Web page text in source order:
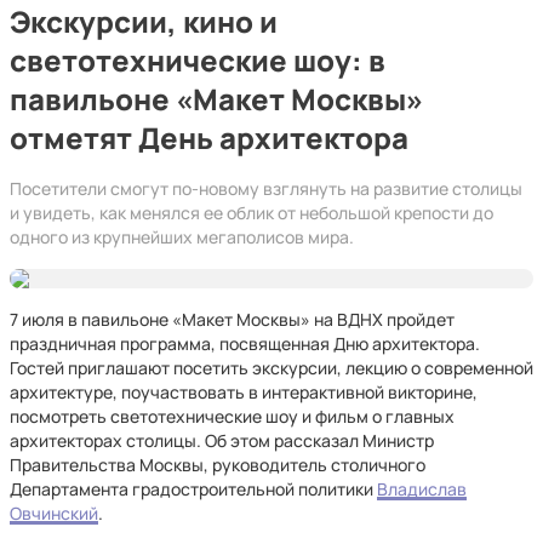
Экскурсии, кино и
светотехнические шоу: в
павильоне «Макет Москвы»
отметят День архитектора
Посетители смогут по-новому взглянуть на развитие столицы
и увидеть, как менялся ее облик от небольшой крепости до
одного из крупнейших мегаполисов мира.
7 июля в павильоне «Макет Москвы» на ВДНХ пройдет
праздничная программа, посвященная Дню архитектора.
Гостей приглашают посетить экскурсии, лекцию о современной
архитектуре, поучаствовать в интерактивной викторине,
посмотреть светотехнические шоу и фильм о главных
архитекторах столицы. Об этом рассказал Министр
Правительства Москвы, руководитель столичного
Департамента градостроительной политики Владислав
Овчинский.